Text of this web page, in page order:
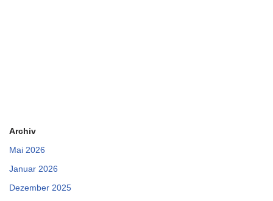
Archiv
Mai 2026
Januar 2026
Dezember 2025